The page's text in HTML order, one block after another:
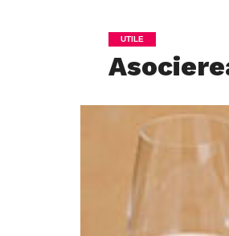
UTILE